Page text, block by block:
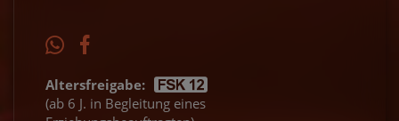
Altersfreigabe:
(ab 6 J. in Begleitung eines